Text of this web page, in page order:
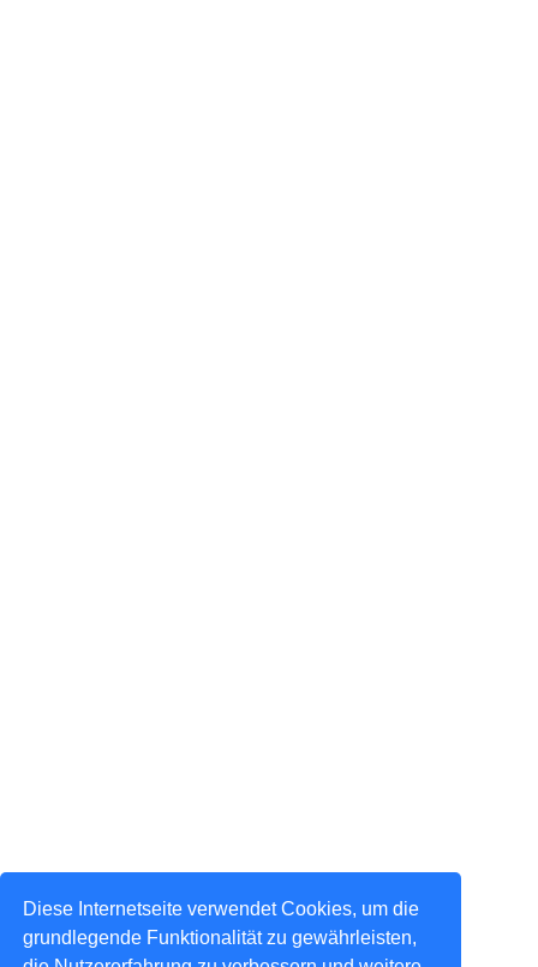
Diese Internetseite verwendet Cookies, um die
grundlegende Funktionalität zu gewährleisten,